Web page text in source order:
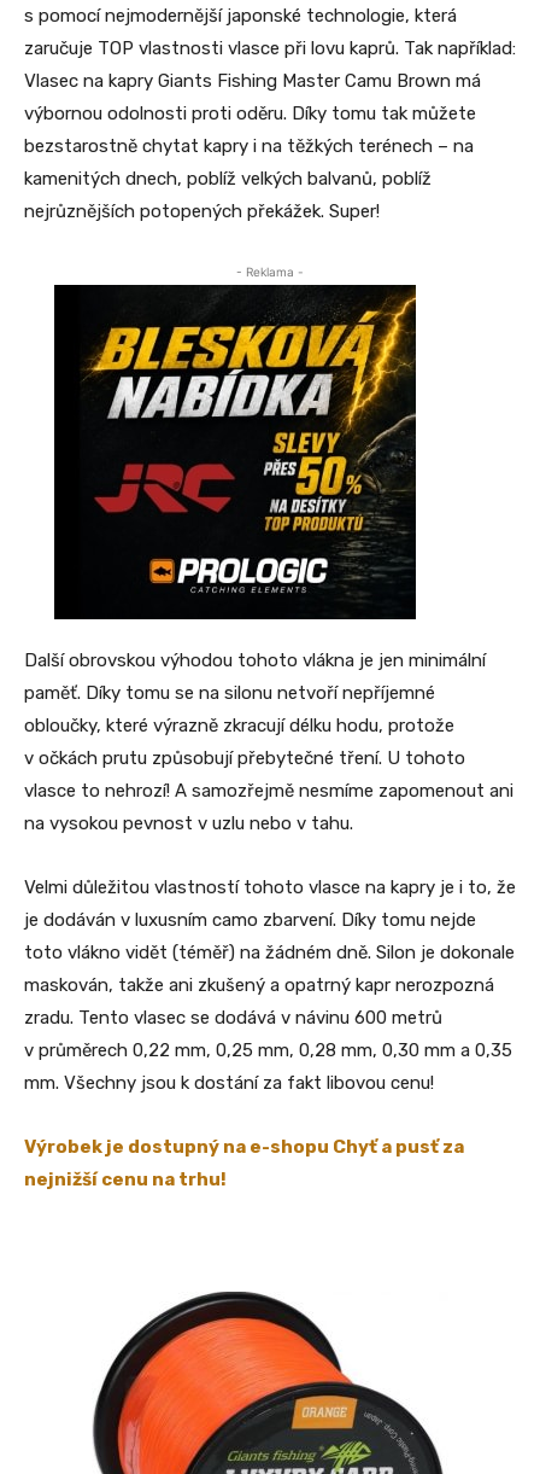
s pomocí nejmodernější japonské technologie, která
zaručuje TOP vlastnosti vlasce při lovu kaprů. Tak například:
Vlasec na kapry Giants Fishing Master Camu Brown má
výbornou odolnosti proti oděru. Díky tomu tak můžete
bezstarostně chytat kapry i na těžkých terénech – na
kamenitých dnech, poblíž velkých balvanů, poblíž
nejrůznějších potopených překážek. Super!
- Reklama -
Další obrovskou výhodou tohoto vlákna je jen minimální
paměť. Díky tomu se na silonu netvoří nepříjemné
obloučky, které výrazně zkracují délku hodu, protože
v očkách prutu způsobují přebytečné tření. U tohoto
vlasce to nehrozí! A samozřejmě nesmíme zapomenout ani
na vysokou pevnost v uzlu nebo v tahu.
Velmi důležitou vlastností tohoto vlasce na kapry je i to, že
je dodáván v luxusním camo zbarvení. Díky tomu nejde
toto vlákno vidět (téměř) na žádném dně. Silon je dokonale
maskován, takže ani zkušený a opatrný kapr nerozpozná
zradu. Tento vlasec se dodává v návinu 600 metrů
v průměrech 0,22 mm, 0,25 mm, 0,28 mm, 0,30 mm a 0,35
mm. Všechny jsou k dostání za fakt libovou cenu!
Výrobek je dostupný na e-shopu Chyť a pusť za
nejnižší cenu na trhu!